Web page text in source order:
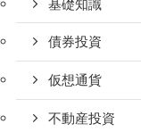
基礎知識
債券投資
仮想通貨
不動産投資